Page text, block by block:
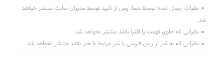
نظرات ارسال شده توسط شما، پس از تایید توسط مدیران سایت منتشر خواهد
شد.
نظراتی که حاوی تهمت یا افترا باشد منتشر نخواهد شد.
نظراتی که به غیر از زبان فارسی یا غیر مرتبط با خبر باشد منتشر نخواهد شد.